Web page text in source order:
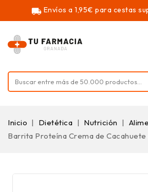
local_shipping Envíos a 1,95€ para cestas
Inicio Dietética Nutrición
Barrita Proteína Crema de